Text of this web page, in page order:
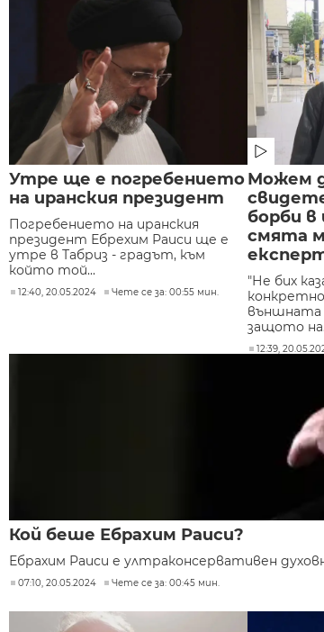
Утре ще е погребението
на иранския президент
Погребението на иранския
президент Ебрехим Раиси ще е
утре в Табриз - градът, към
който той...
12:40, 20.05.2024 Чете се за: 00:55 мин.
Можем
борби в
смята
"Не бих
външната
защото
12:39,
Кой беше Ебрахим Раиси?
Ебрахим Раиси е ултраконсервативен
07:10, 20.05.2024 Чете се за: 00:45 мин.